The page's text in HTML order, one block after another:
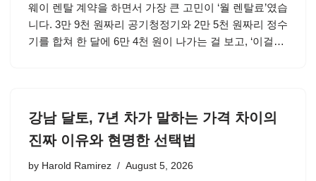
웨이 렌탈 계약을 하면서 가장 큰 고민이 ‘월 렌탈료’였습
니다. 3만 9천 원짜리 공기청정기와 2만 5천 원짜리 정수
기를 합쳐 한 달에 6만 4천 원이 나가는 걸 보고, ‘이걸…
강남 달토, 7년 차가 말하는 가격 차이의
진짜 이유와 현명한 선택법
by Harold Ramirez August 5, 2026